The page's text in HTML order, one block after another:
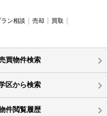
ン相談 売却
買取
買物件検索
区から検索
件閲覧履歴